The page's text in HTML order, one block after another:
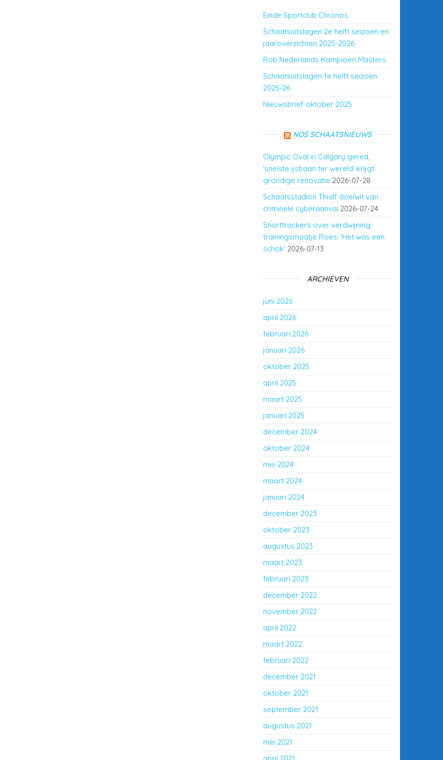
Einde Sportclub Chronos
Schaatsuitslagen 2e helft seizoen en
jaaroverzichten 2025-2026
Rob Nederlands Kampioen Masters
Schaatsuitslagen 1e helft seizoen
2025-26
Nieuwsbrief oktober 2025
NOS SCHAATSNIEUWS
Olympic Oval in Calgary gered,
'snelste ijsbaan ter wereld' krijgt
grondige renovatie 2026-07-28
Schaatsstadion Thialf doelwit van
criminele cyberaanval 2026-07-24
Shorttrackers over verdwijning
trainingsmaatje Roes: 'Het was een
schok' 2026-07-13
ARCHIEVEN
juni 2026
april 2026
februari 2026
januari 2026
oktober 2025
april 2025
maart 2025
januari 2025
december 2024
oktober 2024
mei 2024
maart 2024
januari 2024
december 2023
oktober 2023
augustus 2023
maart 2023
februari 2023
december 2022
november 2022
april 2022
maart 2022
februari 2022
december 2021
oktober 2021
september 2021
augustus 2021
mei 2021